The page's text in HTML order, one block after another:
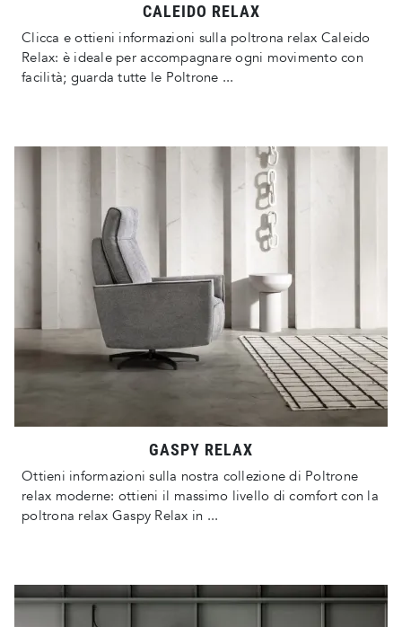
CALEIDO RELAX
Clicca e ottieni informazioni sulla poltrona relax Caleido
Relax: è ideale per accompagnare ogni movimento con
facilità; guarda tutte le Poltrone ...
GASPY RELAX
Ottieni informazioni sulla nostra collezione di Poltrone
relax moderne: ottieni il massimo livello di comfort con la
poltrona relax Gaspy Relax in ...